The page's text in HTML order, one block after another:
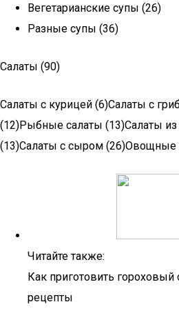
Вегетарианские супы (26)
Разные супы (36)
Салаты (90)
Салаты с курицей (6)Салаты с
(12)Рыбные салаты (13)Салаты
(13)Салаты с сыром (26)Овощные
Читайте также:
Как приготовить
рецепты